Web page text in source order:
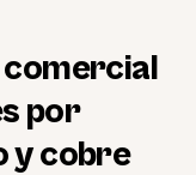
por
y cobre